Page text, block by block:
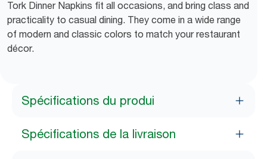
Tork Dinner Napkins fit all occasions, and bring class and
practicality to casual dining. They come in a wide range
of modern and classic colors to match your restaurant
décor.
Spécifications du produi
Spécifications de la livraison